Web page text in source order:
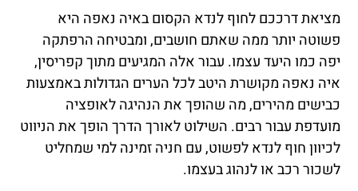
מציאת דרככם לחוף לנדא הקסום באיה נאפה היא
פשוטה יותר ממה שאתם חושבים, ומבטיחה הרפתקה
יפה כמו היעד עצמו. עבור אלה המגיעים מתוך קפריסין,
איה נאפה מקושרת היטב לכל הערים הגדולות באמצעות
כבישים מהירים, מה שהופך את הנהיגה לאופציה
מועדפת עבור רבים. השילוט לאורך הדרך הופך את הניווט
לכיוון חוף לנדא לפשוט, עם חניה זמינה למי שמחליט
לשכור רכב או לנהוג בעצמו.